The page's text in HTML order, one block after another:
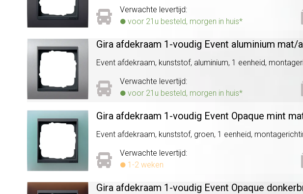
Verwachte levertijd:
voor 21u besteld, morgen in huis*
Gira afdekraam 1-voudig Event aluminium mat/
Event afdekraam, kunststof, aluminium, 1 eenheid,
Verwachte levertijd:
voor 21u besteld, morgen in huis*
Gira afdekraam 1-voudig Event Opaque mint
Event afdekraam, kunststof, groen, 1 eenheid,
Verwachte levertijd:
1-2 weken
Gira afdekraam 1-voudig Event Opaque